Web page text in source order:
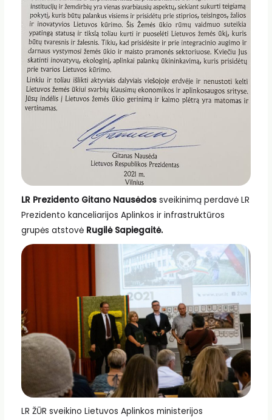
LR Prezidento Gitano Nausėdossveikinimą perdavė LR
Prezidento kanceliarijos Aplinkos ir infrastruktūros
grupės atstovė Rugilė Sapiegaitė.
LR ŽŪR sveikino Lietuvos Aplinkos ministerijos